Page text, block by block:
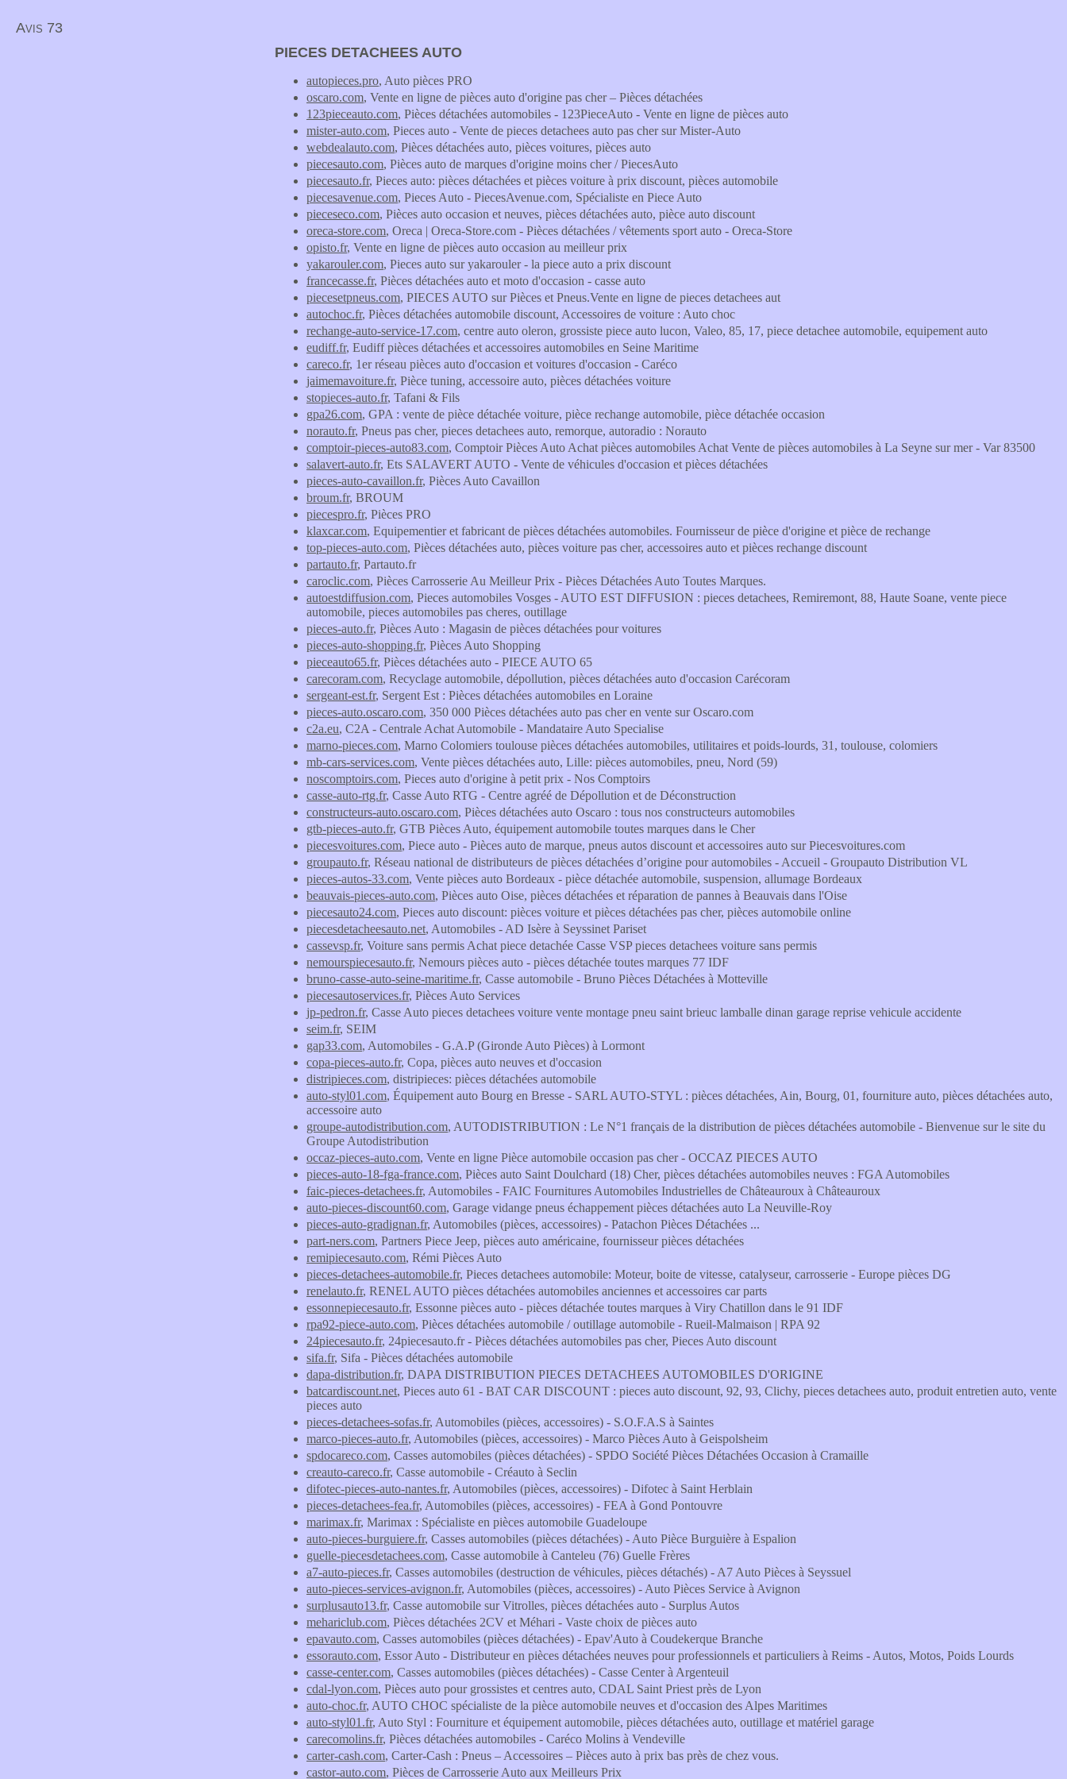
Avis 73
PIECES DETACHEES AUTO
autopieces.pro, Auto pièces PRO
oscaro.com, Vente en ligne de pièces auto d'origine pas cher – Pièces détachées
123pieceauto.com, Pièces détachées automobiles - 123PieceAuto - Vente en ligne de pièces auto
mister-auto.com, Pieces auto - Vente de pieces detachees auto pas cher sur Mister-Auto
webdealauto.com, Pièces détachées auto, pièces voitures, pièces auto
piecesauto.com, Pièces auto de marques d'origine moins cher / PiecesAuto
piecesauto.fr, Pieces auto: pièces détachées et pièces voiture à prix discount, pièces automobile
piecesavenue.com, Pieces Auto - PiecesAvenue.com, Spécialiste en Piece Auto
pieceseco.com, Pièces auto occasion et neuves, pièces détachées auto, pièce auto discount
oreca-store.com, Oreca | Oreca-Store.com - Pièces détachées / vêtements sport auto - Oreca-Store
opisto.fr, Vente en ligne de pièces auto occasion au meilleur prix
yakarouler.com, Pieces auto sur yakarouler - la piece auto a prix discount
francecasse.fr, Pièces détachées auto et moto d'occasion - casse auto
piecesetpneus.com, PIECES AUTO sur Pièces et Pneus.Vente en ligne de pieces detachees aut
autochoc.fr, Pièces détachées automobile discount, Accessoires de voiture : Auto choc
rechange-auto-service-17.com, centre auto oleron, grossiste piece auto lucon, Valeo, 85, 17, piece detachee automobile, equipement auto
eudiff.fr, Eudiff pièces détachées et accessoires automobiles en Seine Maritime
careco.fr, 1er réseau pièces auto d'occasion et voitures d'occasion - Caréco
jaimemavoiture.fr, Pièce tuning, accessoire auto, pièces détachées voiture
stopieces-auto.fr, Tafani & Fils
gpa26.com, GPA : vente de pièce détachée voiture, pièce rechange automobile, pièce détachée occasion
norauto.fr, Pneus pas cher, pieces detachees auto, remorque, autoradio : Norauto
comptoir-pieces-auto83.com, Comptoir Pièces Auto Achat pièces automobiles Achat Vente de pièces automobiles à La Seyne sur mer - Var 83500
salavert-auto.fr, Ets SALAVERT AUTO - Vente de véhicules d'occasion et pièces détachées
pieces-auto-cavaillon.fr, Pièces Auto Cavaillon
broum.fr, BROUM
piecespro.fr, Pièces PRO
klaxcar.com, Equipementier et fabricant de pièces détachées automobiles. Fournisseur de pièce d'origine et pièce de rechange
top-pieces-auto.com, Pièces détachées auto, pièces voiture pas cher, accessoires auto et pièces rechange discount
partauto.fr, Partauto.fr
caroclic.com, Pièces Carrosserie Au Meilleur Prix - Pièces Détachées Auto Toutes Marques.
autoestdiffusion.com, Pieces automobiles Vosges - AUTO EST DIFFUSION : pieces detachees, Remiremont, 88, Haute Soane, vente piece
automobile, pieces automobiles pas cheres, outillage
pieces-auto.fr, Pièces Auto : Magasin de pièces détachées pour voitures
pieces-auto-shopping.fr, Pièces Auto Shopping
pieceauto65.fr, Pièces détachées auto - PIECE AUTO 65
carecoram.com, Recyclage automobile, dépollution, pièces détachées auto d'occasion Carécoram
sergeant-est.fr, Sergent Est : Pièces détachées automobiles en Loraine
pieces-auto.oscaro.com, 350 000 Pièces détachées auto pas cher en vente sur Oscaro.com
c2a.eu, C2A - Centrale Achat Automobile - Mandataire Auto Specialise
marno-pieces.com, Marno Colomiers toulouse pièces détachées automobiles, utilitaires et poids-lourds, 31, toulouse, colomiers
mb-cars-services.com, Vente pièces détachées auto, Lille: pièces automobiles, pneu, Nord (59)
noscomptoirs.com, Pieces auto d'origine à petit prix - Nos Comptoirs
casse-auto-rtg.fr, Casse Auto RTG - Centre agréé de Dépollution et de Déconstruction
constructeurs-auto.oscaro.com, Pièces détachées auto Oscaro : tous nos constructeurs automobiles
gtb-pieces-auto.fr, GTB Pièces Auto, équipement automobile toutes marques dans le Cher
piecesvoitures.com, Piece auto - Pièces auto de marque, pneus autos discount et accessoires auto sur Piecesvoitures.com
groupauto.fr, Réseau national de distributeurs de pièces détachées d’origine pour automobiles - Accueil - Groupauto Distribution VL
pieces-autos-33.com, Vente pièces auto Bordeaux - pièce détachée automobile, suspension, allumage Bordeaux
beauvais-pieces-auto.com, Pièces auto Oise, pièces détachées et réparation de pannes à Beauvais dans l'Oise
piecesauto24.com, Pieces auto discount: pièces voiture et pièces détachées pas cher, pièces automobile online
piecesdetacheesauto.net, Automobiles - AD Isère à Seyssinet Pariset
cassevsp.fr, Voiture sans permis Achat piece detachée Casse VSP pieces detachees voiture sans permis
nemourspiecesauto.fr, Nemours pièces auto - pièces détachée toutes marques 77 IDF
bruno-casse-auto-seine-maritime.fr, Casse automobile - Bruno Pièces Détachées à Motteville
piecesautoservices.fr, Pièces Auto Services
jp-pedron.fr, Casse Auto pieces detachees voiture vente montage pneu saint brieuc lamballe dinan garage reprise vehicule accidente
seim.fr, SEIM
gap33.com, Automobiles - G.A.P (Gironde Auto Pièces) à Lormont
copa-pieces-auto.fr, Copa, pièces auto neuves et d'occasion
distripieces.com, distripieces: pièces détachées automobile
auto-styl01.com, Équipement auto Bourg en Bresse - SARL AUTO-STYL : pièces détachées, Ain, Bourg, 01, fourniture auto, pièces détachées auto,
accessoire auto
groupe-autodistribution.com, AUTODISTRIBUTION : Le N°1 français de la distribution de pièces détachées automobile - Bienvenue sur le site du
Groupe Autodistribution
occaz-pieces-auto.com, Vente en ligne Pièce automobile occasion pas cher - OCCAZ PIECES AUTO
pieces-auto-18-fga-france.com, Pièces auto Saint Doulchard (18) Cher, pièces détachées automobiles neuves : FGA Automobiles
faic-pieces-detachees.fr, Automobiles - FAIC Fournitures Automobiles Industrielles de Châteauroux à Châteauroux
auto-pieces-discount60.com, Garage vidange pneus échappement pièces détachées auto La Neuville-Roy
pieces-auto-gradignan.fr, Automobiles (pièces, accessoires) - Patachon Pièces Détachées ...
part-ners.com, Partners Piece Jeep, pièces auto américaine, fournisseur pièces détachées
remipiecesauto.com, Rémi Pièces Auto
pieces-detachees-automobile.fr, Pieces detachees automobile: Moteur, boite de vitesse, catalyseur, carrosserie - Europe pièces DG
renelauto.fr, RENEL AUTO pièces détachées automobiles anciennes et accessoires car parts
essonnepiecesauto.fr, Essonne pièces auto - pièces détachée toutes marques à Viry Chatillon dans le 91 IDF
rpa92-piece-auto.com, Pièces détachées automobile / outillage automobile - Rueil-Malmaison | RPA 92
24piecesauto.fr, 24piecesauto.fr - Pièces détachées automobiles pas cher, Pieces Auto discount
sifa.fr, Sifa - Pièces détachées automobile
dapa-distribution.fr, DAPA DISTRIBUTION PIECES DETACHEES AUTOMOBILES D'ORIGINE
batcardiscount.net, Pieces auto 61 - BAT CAR DISCOUNT : pieces auto discount, 92, 93, Clichy, pieces detachees auto, produit entretien auto, vente
pieces auto
pieces-detachees-sofas.fr, Automobiles (pièces, accessoires) - S.O.F.A.S à Saintes
marco-pieces-auto.fr, Automobiles (pièces, accessoires) - Marco Pièces Auto à Geispolsheim
spdocareco.com, Casses automobiles (pièces détachées) - SPDO Société Pièces Détachées Occasion à Cramaille
creauto-careco.fr, Casse automobile - Créauto à Seclin
difotec-pieces-auto-nantes.fr, Automobiles (pièces, accessoires) - Difotec à Saint Herblain
pieces-detachees-fea.fr, Automobiles (pièces, accessoires) - FEA à Gond Pontouvre
marimax.fr, Marimax : Spécialiste en pièces automobile Guadeloupe
auto-pieces-burguiere.fr, Casses automobiles (pièces détachées) - Auto Pièce Burguière à Espalion
guelle-piecesdetachees.com, Casse automobile à Canteleu (76) Guelle Frères
a7-auto-pieces.fr, Casses automobiles (destruction de véhicules, pièces détachés) - A7 Auto Pièces à Seyssuel
auto-pieces-services-avignon.fr, Automobiles (pièces, accessoires) - Auto Pièces Service à Avignon
surplusauto13.fr, Casse automobile sur Vitrolles, pièces détachées auto - Surplus Autos
mehariclub.com, Pièces détachées 2CV et Méhari - Vaste choix de pièces auto
epavauto.com, Casses automobiles (pièces détachées) - Epav'Auto à Coudekerque Branche
essorauto.com, Essor Auto - Distributeur en pièces détachées neuves pour professionnels et particuliers à Reims - Autos, Motos, Poids Lourds
casse-center.com, Casses automobiles (pièces détachées) - Casse Center à Argenteuil
cdal-lyon.com, Pièces auto pour grossistes et centres auto, CDAL Saint Priest près de Lyon
auto-choc.fr, AUTO CHOC spécialiste de la pièce automobile neuves et d'occasion des Alpes Maritimes
auto-styl01.fr, Auto Styl : Fourniture et équipement automobile, pièces détachées auto, outillage et matériel garage
carecomolins.fr, Pièces détachées automobiles - Caréco Molins à Vendeville
carter-cash.com, Carter-Cash : Pneus – Accessoires – Pièces auto à prix bas près de chez vous.
castor-auto.com, Pièces de Carrosserie Auto aux Meilleurs Prix